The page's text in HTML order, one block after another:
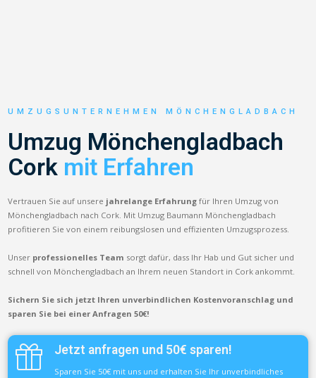
UMZUGSUNTERNEHMEN MÖNCHENGLADBACH
Umzug Mönchengladbach
Cork mit Erfahren
Vertrauen Sie auf unsere jahrelange Erfahrung für Ihren Umzug von
Mönchengladbach nach Cork. Mit Umzug Baumann Mönchengladbach
profitieren Sie von einem reibungslosen und effizienten Umzugsprozess.
Unser professionelles Team sorgt dafür, dass Ihr Hab und Gut sicher und
schnell von Mönchengladbach an Ihrem neuen Standort in Cork ankommt.
Sichern Sie sich jetzt Ihren unverbindlichen Kostenvoranschlag und
sparen Sie bei einer Anfragen 50€!
Jetzt anfragen und 50€ sparen!
Sparen Sie 50€ mit uns und erhalten Sie Ihr unverbindliches